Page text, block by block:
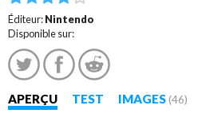
Éditeur:Nintendo
Disponible sur:
APERÇU TEST IMAGES (46)